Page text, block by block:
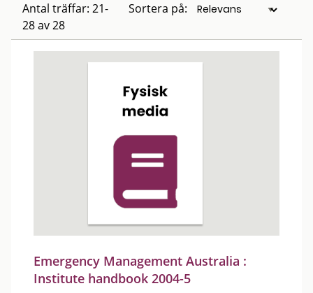
Antal träffar: 21-
28 av 28
Sortera på:
Emergency Management Australia :
Institute handbook 2004-5